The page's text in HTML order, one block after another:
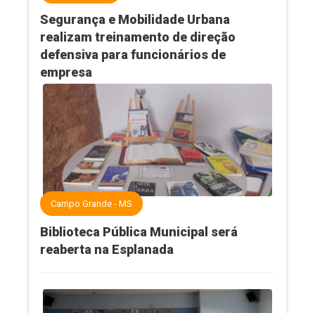
Segurança e Mobilidade Urbana
realizam treinamento de direção
defensiva para funcionários de
empresa
Campo Grande - MS
Biblioteca Pública Municipal será
reaberta na Esplanada